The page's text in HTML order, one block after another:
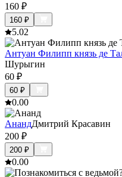
160 ₽
160 ₽
5.02
Антуан Филипп князь де
Шурыгин
60 ₽
60 ₽
0.00
АнандДмитрий Красавин
200 ₽
200 ₽
0.00